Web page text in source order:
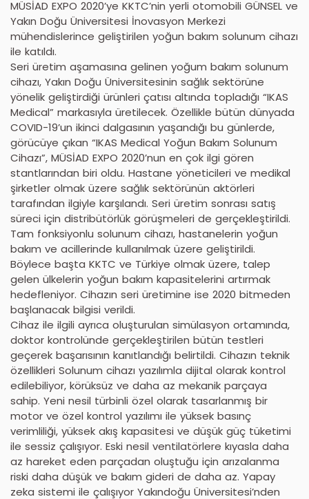
MÜSİAD EXPO 2020’ye KKTC’nin yerli otomobili GÜNSEL ve
Yakın Doğu Üniversitesi İnovasyon Merkezi
mühendislerince geliştirilen yoğun bakım solunum cihazı
ile katıldı.
Seri üretim aşamasına gelinen yoğum bakım solunum
cihazı, Yakın Doğu Üniversitesinin sağlık sektörüne
yönelik geliştirdiği ürünleri çatısı altında topladığı “IKAS
Medical” markasıyla üretilecek. Özellikle bütün dünyada
COVID-19’un ikinci dalgasının yaşandığı bu günlerde,
görücüye çıkan “IKAS Medical Yoğun Bakım Solunum
Cihazı”, MÜSİAD EXPO 2020’nun en çok ilgi gören
stantlarından biri oldu. Hastane yöneticileri ve medikal
şirketler olmak üzere sağlık sektörünün aktörleri
tarafından ilgiyle karşılandı. Seri üretim sonrası satış
süreci için distribütörlük görüşmeleri de gerçekleştirildi.
Tam fonksiyonlu solunum cihazı, hastanelerin yoğun
bakım ve acillerinde kullanılmak üzere geliştirildi.
Böylece başta KKTC ve Türkiye olmak üzere, talep
gelen ülkelerin yoğun bakım kapasitelerini artırmak
hedefleniyor. Cihazın seri üretimine ise 2020 bitmeden
başlanacak bilgisi verildi.
Cihaz ile ilgili ayrıca oluşturulan simülasyon ortamında,
doktor kontrolünde gerçekleştirilen bütün testleri
geçerek başarısının kanıtlandığı belirtildi. Cihazın teknik
özellikleri Solunum cihazı yazılımla dijital olarak kontrol
edilebiliyor, körüksüz ve daha az mekanik parçaya
sahip. Yeni nesil türbinli özel olarak tasarlanmış bir
motor ve özel kontrol yazılımı ile yüksek basınç
verimliliği, yüksek akış kapasitesi ve düşük güç tüketimi
ile sessiz çalışıyor. Eski nesil ventilatörlere kıyasla daha
az hareket eden parçadan oluştuğu için arızalanma
riski daha düşük ve bakım gideri de daha az. Yapay
zeka sistemi ile çalışıyor Yakındoğu Üniversitesi’nden